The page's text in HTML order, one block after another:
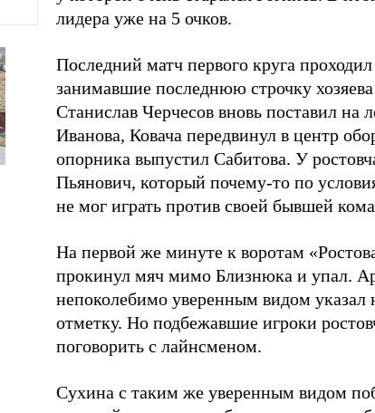
лидера уже на 5 очков.
Последний матч первого круга
занимавшие последнюю строчку
Станислав Черчесов вновь поставил на
Иванова, Ковача передвинул в центр
опорника выпустил Сабитова. У
Пьянович, который почему-то по
не мог играть против своей бывшей
На первой же минуте к воротам
прокинул мяч мимо Близнюка и упал.
непоколебимо уверенным видом указал
отметку. Но подбежавшие игроки
поговорить с лайнсменом.
Сухина с таким же уверенным видом